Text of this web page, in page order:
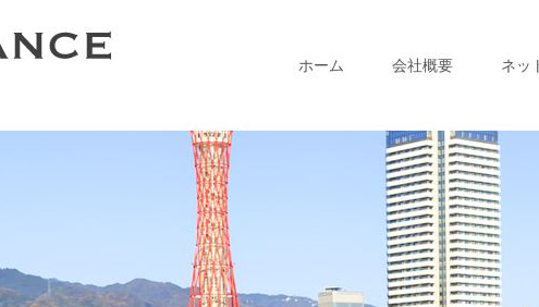
ホーム 会社概要 ネッ